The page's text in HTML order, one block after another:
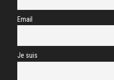
Email
Je suis